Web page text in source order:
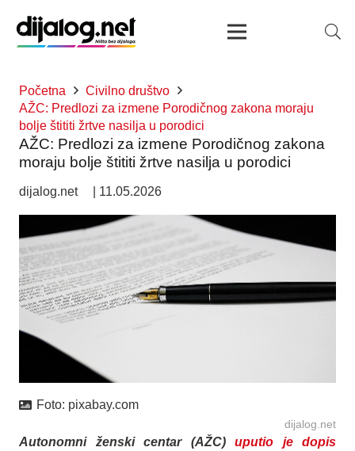
Početna
Civilno društvo
AŽC: Predlozi za izmene Porodičnog zakona moraju
bolje štititi žrtve nasilja u porodici
AŽC: Predlozi za izmene Porodičnog zakona
moraju bolje štititi žrtve nasilja u porodici
dijalog.net 11.05.2026
Foto: pixabay.com
dijalog.net
Autonomni ženski centar (AŽC) uputio je dopis